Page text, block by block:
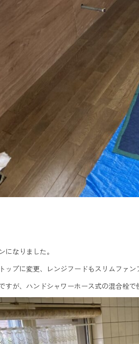
になりました。
ップに変更、レンジフードもスリムファン
すが、ハンドシャワーホース式の混合栓で